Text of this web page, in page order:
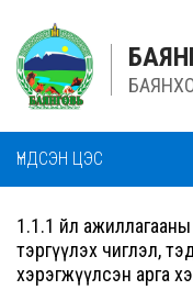
ҮНДСЭН ЦЭС
1.1.1 Үйл
тэргүүлэх чиглэл,
хэрэгжүүлсэн арга